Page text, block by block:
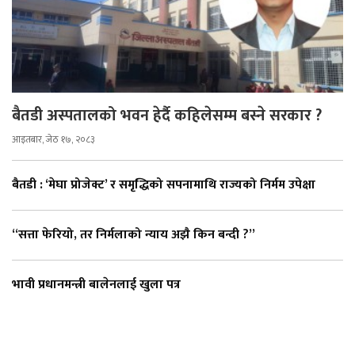
बैतडी अस्पतालको भवन हेर्दै कहिलेसम्म बस्ने सरकार ?
आइतबार, जेठ १७, २०८३
बैतडी : ‘मेघा प्रोजेक्ट’ र समृद्धिको सपनामाथि राज्यको निर्मम उपेक्षा
“सत्ता फेरियो, तर निर्मलाको न्याय अझै किन बन्दी ?”
भावी प्रधानमन्त्री बालेनलाई खुला पत्र